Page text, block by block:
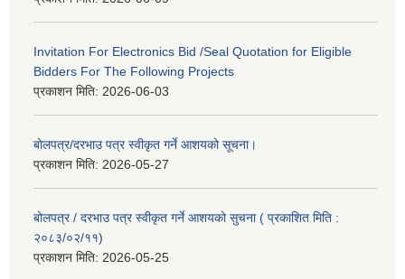
Invitation For Electronics Bid /Seal Quotation for Eligible
Bidders For The Following Projects
प्रकाशन मिति: 2026-06-03
बोलपत्र/दरभाउ पत्र स्वीकृत गर्ने आशयको सूचना।
प्रकाशन मिति: 2026-05-27
बोलपत्र / दरभाउ पत्र स्वीकृत गर्ने आशयको सुचना ( प्रकाशित मिति :
२०८३/०२/११)
प्रकाशन मिति: 2026-05-25